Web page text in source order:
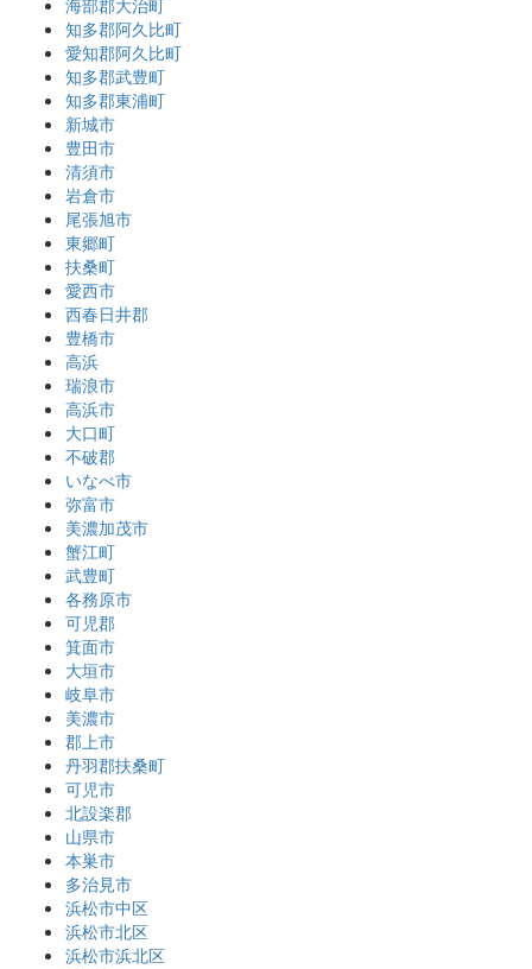
知多郡阿久比町
愛知郡阿久比町
知多郡武豊町
知多郡東浦町
新城市
豊田市
清須市
岩倉市
尾張旭市
東郷町
扶桑町
愛西市
西春日井郡
豊橋市
高浜
瑞浪市
高浜市
大口町
不破郡
いなべ市
弥富市
美濃加茂市
蟹江町
武豊町
各務原市
可児郡
箕面市
大垣市
岐阜市
美濃市
郡上市
丹羽郡扶桑町
可児市
北設楽郡
山県市
本巣市
多治見市
浜松市中区
浜松市北区
浜松市浜北区